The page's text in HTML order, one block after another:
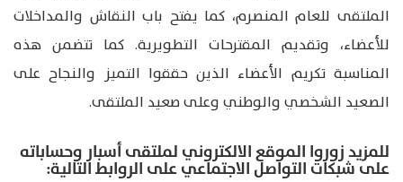
الملتقى للعام المنصرم، كما يفتح باب النقاش والمداخلات
للأعضاء، وتقديم المقترحات التطويرية. كما تتضمن هذه
المناسبة تكريم الأعضاء الذين حققوا التميز والنجاح على
الصعيد الشخصي والوطني وعلى صعيد الملتقى.
للمزيد زوروا الموقع الالكتروني لملتقى أسبار وحساباته
على شبكات التواصل الاجتماعي على الروابط التالية: